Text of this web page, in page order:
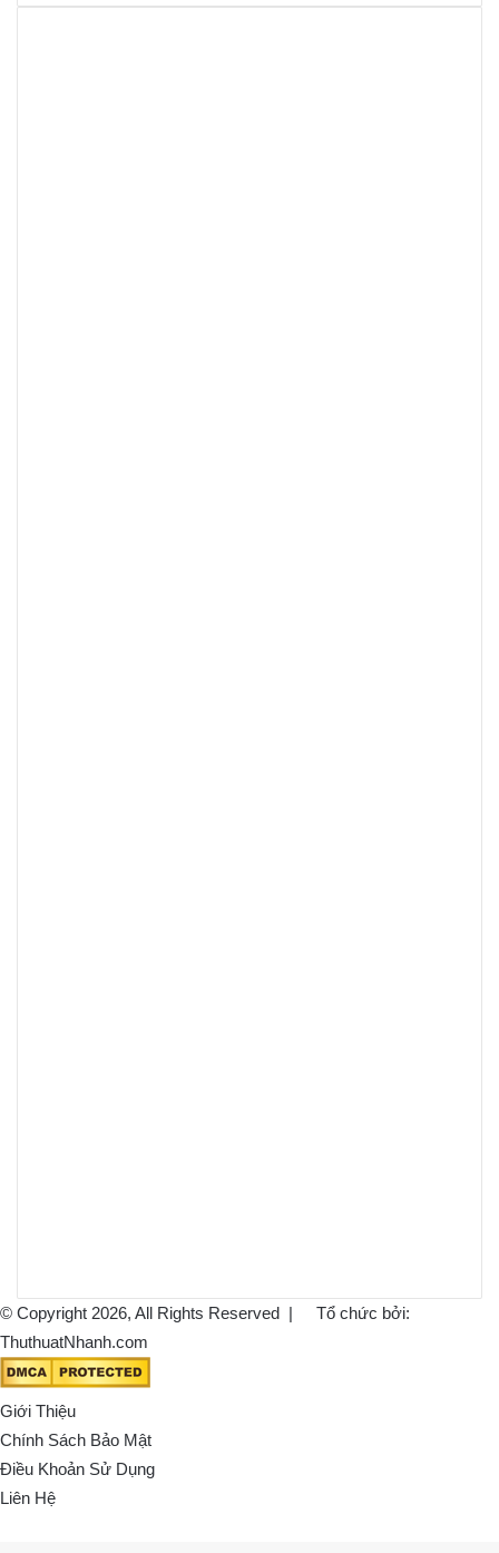
© Copyright 2026, All Rights Reserved |
Tổ chức bởi:
ThuthuatNhanh.com
Giới Thiệu
Chính Sách Bảo Mật
Điều Khoản Sử Dụng
Liên Hệ